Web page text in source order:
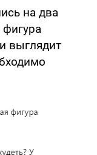
на два
фигура
выглядит